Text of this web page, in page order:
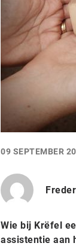
09 SEPTEMBER
Wie bij Krëfel
assistentie aan